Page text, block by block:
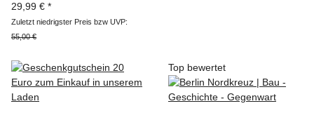
29,99 € *
Zuletzt niedrigster Preis bzw UVP:
55,00 €
Top bewertet